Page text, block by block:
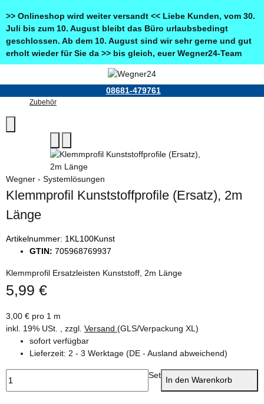
>> Onlineshop wird weiter versandt << Liebe Kunden, vom 30.
Juli bis zum 10. August bleibt das Büro urlaubsbedingt
geschlossen. Ab dem 10. August sind wir sehr gerne und gut
erholt wieder für Sie da >> bis gleich, euer Wegner24-Team
08681-479761
Zubehör
Wegner - Systemlösungen
Klemmprofil Kunststoffprofile (Ersatz), 2m
Länge
Artikelnummer: 1KL100Kunst
GTIN: 705968769937
Klemmprofil Ersatzleisten Kunststoff, 2m Länge
5,99 €
3,00 € pro 1 m
inkl. 19% USt. , zzgl. Versand (GLS/Verpackung XL)
sofort verfügbar
Lieferzeit: 2 - 3 Werktage (DE - Ausland abweichend)
Set In den Warenkorb